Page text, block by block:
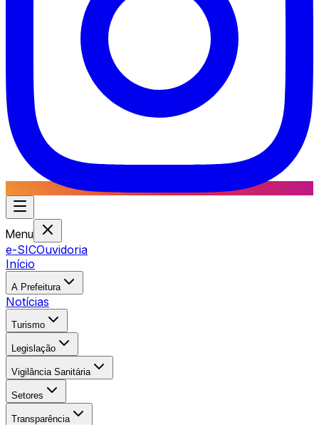
Menu
e-SICOuvidoria
Início
A Prefeitura
Notícias
Turismo
Legislação
Vigilância Sanitária
Setores
Transparência